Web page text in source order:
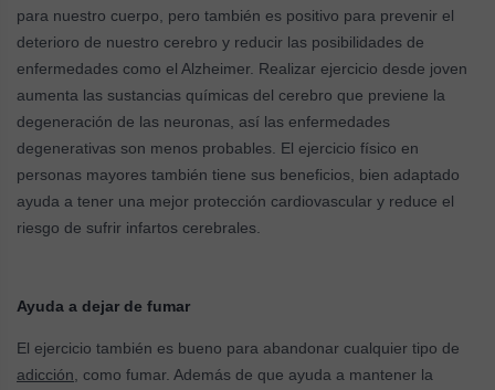
para nuestro cuerpo, pero también es positivo para prevenir el
deterioro de nuestro cerebro y reducir las posibilidades de
enfermedades como el Alzheimer. Realizar ejercicio desde joven
aumenta las sustancias químicas del cerebro que previene la
degeneración de las neuronas, así las enfermedades
degenerativas son menos probables. El ejercicio físico en
personas mayores también tiene sus beneficios, bien adaptado
ayuda a tener una mejor protección cardiovascular y reduce el
riesgo de sufrir infartos cerebrales.
Ayuda a dejar de fumar
El ejercicio también es bueno para abandonar cualquier tipo de
adicción , como fumar. Además de que ayuda a mantener la